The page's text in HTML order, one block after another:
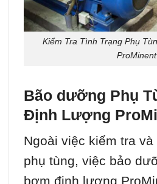
Kiểm Tra Tình Trạng Phụ
ProMinent
Bão dưỡng Phụ
Định Lượng
Ngoài việc kiểm tra
phụ tùng, việc bảo
bơm định lượng